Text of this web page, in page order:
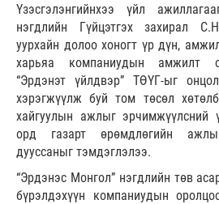
Үзэсгэлэнгийнхээ үйл
нэгдлийн Гүйцэтгэх захирал
уурхайн долоо хоногт үр дүн,
харьяа компаниудын амжилт
“Эрдэнэт үйлдвэр” ТӨҮГ-ыг
хэрэгжүүлж буй том төсөл
хайгуулын ажлыг эрчимжүүлсний
орд газарт өрөмдлөгийн
дууссаныг тэмдэглэлээ.
“Эрдэнэс Монгол” нэгдлийн төв
бүрэлдэхүүн компаниудын